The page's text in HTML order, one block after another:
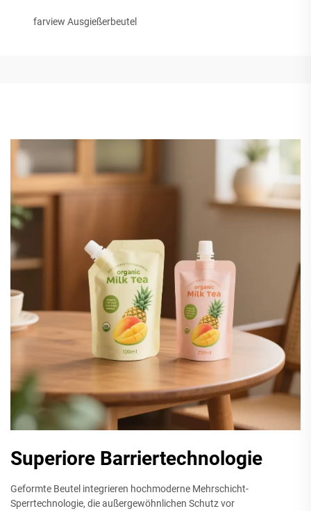
farview Ausgießerbeutel
Superiore Barriertechnologie
Geformte Beutel integrieren hochmoderne Mehrschicht-
Sperrtechnologie, die außergewöhnlichen Schutz vor